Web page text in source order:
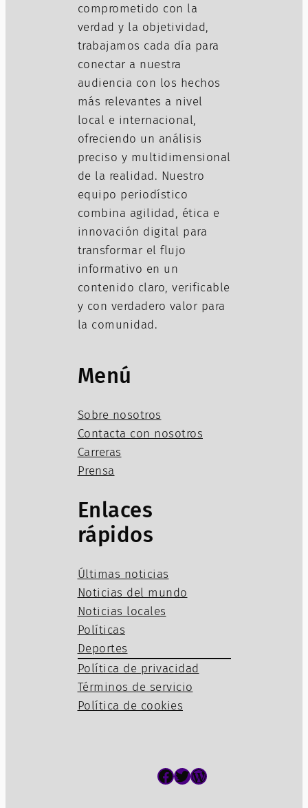
comprometido con la
verdad y la objetividad,
trabajamos cada día para
conectar a nuestra
audiencia con los hechos
más relevantes a nivel
local e internacional,
ofreciendo un análisis
preciso y multidimensional
de la realidad. Nuestro
equipo periodístico
combina agilidad, ética e
innovación digital para
transformar el flujo
informativo en un
contenido claro, verificable
y con verdadero valor para
la comunidad.
Menú
Sobre nosotros
Contacta con nosotros
Carreras
Prensa
Enlaces
rápidos
Últimas noticias
Noticias del mundo
Noticias locales
Políticas
Deportes
Política de privacidad
Términos de servicio
Política de cookies
Facebook Twitter WordPress